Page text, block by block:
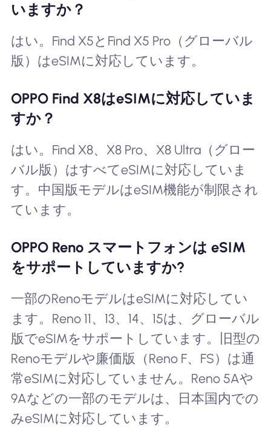
いますか？
はい。Find X5とFind X5 Pro（グローバル
版）はeSIMに対応しています。
OPPO Find X8はeSIMに対応していま
すか？
はい。Find X8、X8 Pro、X8 Ultra（グロー
バル版）はすべてeSIMに対応していま
す。中国版モデルはeSIM機能が制限され
ています。
OPPO Reno スマートフォンは eSIM
をサポートしていますか?
一部のRenoモデルはeSIMに対応してい
ます。Reno 11、13、14、15は、グローバル
版でeSIMをサポートしています。旧型の
Renoモデルや廉価版（Reno F、FS）は通
常eSIMに対応していません。Reno 5Aや
9Aなどの一部のモデルは、日本国内での
みeSIMに対応しています。